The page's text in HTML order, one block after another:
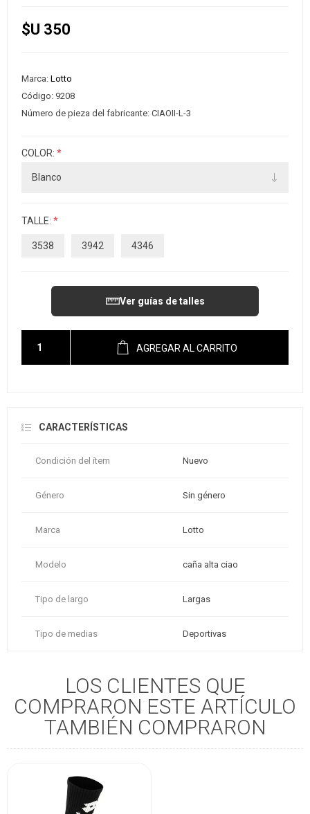
$U 350
Marca: Lotto
Código: 9208
Número de pieza del fabricante: CIAOII-L-3
COLOR: *
TALLE: *
3538 3942 4346
Ver guías de talles
AGREGAR AL CARRITO
CARACTERÍSTICAS
Condición del ítem Nuevo
Género Sin género
Marca Lotto
Modelo caña alta ciao
Tipo de largo Largas
Tipo de medias Deportivas
LOS CLIENTES QUE
COMPRARON ESTE ARTÍCULO
TAMBIÉN COMPRARON